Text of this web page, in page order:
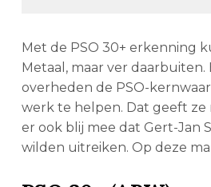
Met de PSO 30+ erkenning
Metaal, maar ver
overheden de PSO-
werk te helpen. Dat geeft ze
er ook blij mee dat Gert-Jan
wilden uitreiken. Op deze